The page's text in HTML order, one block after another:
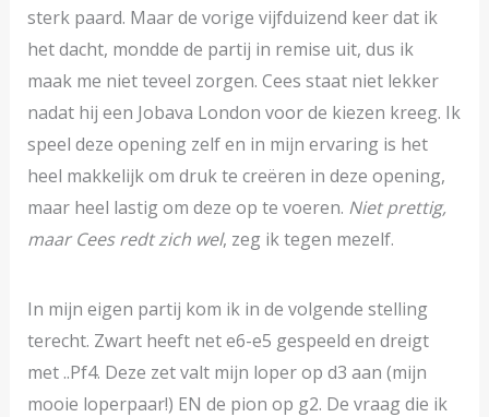
sterk paard. Maar de vorige vijfduizend keer dat ik
het dacht, mondde de partij in remise uit, dus ik
maak me niet teveel zorgen. Cees staat niet lekker
nadat hij een Jobava London voor de kiezen kreeg. Ik
speel deze opening zelf en in mijn ervaring is het
heel makkelijk om druk te creëren in deze opening,
maar heel lastig om deze op te voeren. Niet prettig,
maar Cees redt zich wel, zeg ik tegen mezelf.
In mijn eigen partij kom ik in de volgende stelling
terecht. Zwart heeft net e6-e5 gespeeld en dreigt
met ..Pf4. Deze zet valt mijn loper op d3 aan (mijn
mooie loperpaar!) EN de pion op g2. De vraag die ik